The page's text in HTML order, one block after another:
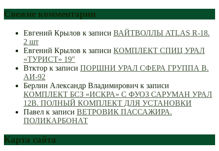
Свежие комментарии
Евгений Крылов к записи ВАЙТВОЛЛЫ ATLAS R-18.
2 шт
Евгений Крылов к записи КОМПЛЕКТ СПИЦ УРАЛ
«ТУРИСТ» 19″
Втктор к записи ПОРШНИ УРАЛ СФЕРА ГРУППА В.
АИ-92
Берлин Александр Владимирович к записи
КОМПЛЕКТ БСЗ «ИСКРА» С ФУОЗ САРУМАН УРАЛ
12В. ПОЛНЫЙ КОМПЛЕКТ ДЛЯ УСТАНОВКИ
Павел к записи ВЕТРОВИК ПАССАЖИРА.
ПОЛИКАРБОНАТ
Карта сайта